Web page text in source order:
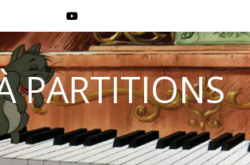
PARTITIONS